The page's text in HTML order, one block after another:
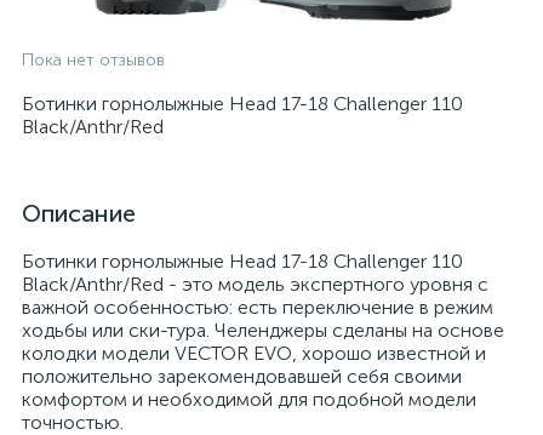
Пока нет отзывов
Ботинки горнолыжные Head 17-18 Challenger 110
Black/Anthr/Red
Описание
Ботинки горнолыжные Head 17-18 Challenger 110
Black/Anthr/Red - это модель экспертного уровня с
важной особенностью: есть переключение в режим
ходьбы или ски-тура. Челенджеры сделаны на основе
колодки модели VECTOR EVO, хорошо известной и
положительно зарекомендовавшей себя своими
комфортом и необходимой для подобной модели
точностью.